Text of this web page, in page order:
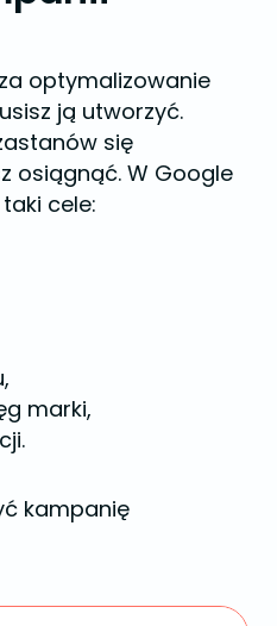
optymalizowanie
ją utworzyć.
się
osiągnąć. W Google
cele:
marki,
kampanię